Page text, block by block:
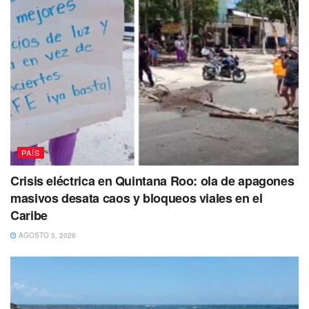
padres de familia mantener vigilancia
estrecha sobre los menores en espacios
públicos y comerciales, y reportar cualquier
conducta sospechosa de individuos que
merodeen establecimientos locales.
PAÍS
Crisis eléctrica en Quintana Roo: ola de apagones
masivos desata caos y bloqueos viales en el
Caribe
AGOSTO 5, 2026